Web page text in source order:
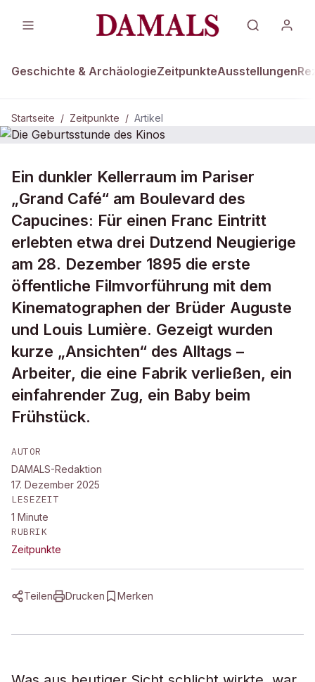
Geschichte & ArchäologieZeitpunkteAusstellungen
Startseite / Zeitpunkte / Artikel
Die Geburtsstunde des Kinos
Ein dunkler Kellerraum im Pariser
„Grand Café“ am Boulevard des
Capucines: Für einen Franc Eintritt
erlebten etwa drei Dutzend Neugierige
am 28. Dezember 1895 die erste
öffentliche Filmvorführung mit dem
Kinematographen der Brüder Auguste
und Louis Lumière. Gezeigt wurden
kurze „Ansichten“ des Alltags –
Arbeiter, die eine Fabrik verließen, ein
einfahrender Zug, ein Baby beim
Frühstück.
AUTOR
DAMALS-Redaktion
17. Dezember 2025
LESEZEIT
1 Minute
RUBRIK
Zeitpunkte
Teilen Drucken Merken